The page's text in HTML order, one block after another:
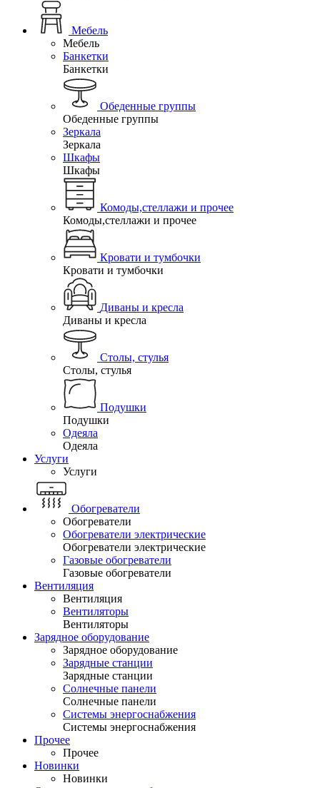
Мебель
Мебель
Банкетки
Банкетки
Обеденные группы
Обеденные группы
Зеркала
Зеркала
Шкафы
Шкафы
Комоды,стеллажи и прочее
Комоды,стеллажи и прочее
Кровати и тумбочки
Кровати и тумбочки
Диваны и кресла
Диваны и кресла
Столы, стулья
Столы, стулья
Подушки
Подушки
Одеяла
Одеяла
Услуги
Услуги
Обогреватели
Обогреватели
Обогреватели электрические
Обогреватели электрические
Газовые обогреватели
Газовые обогреватели
Вентиляция
Вентиляция
Вентиляторы
Вентиляторы
Зарядное оборудование
Зарядное оборудование
Зарядные станции
Зарядные станции
Солнечные панели
Солнечные панели
Системы энергоснабжения
Системы энергоснабжения
Прочее
Прочее
Новинки
Новинки